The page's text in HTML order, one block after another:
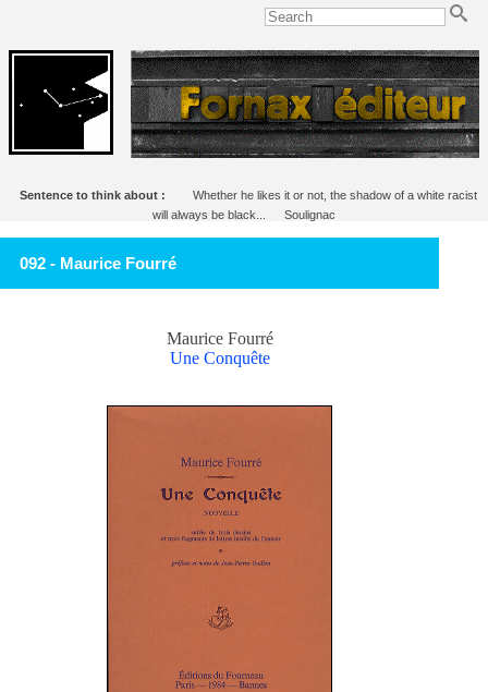
Sentence to think about :
Whether he likes it or not, the shadow of a white racist
will always be black...
Soulignac
092 - Maurice Fourré
Maurice Fourré
Une Conquête